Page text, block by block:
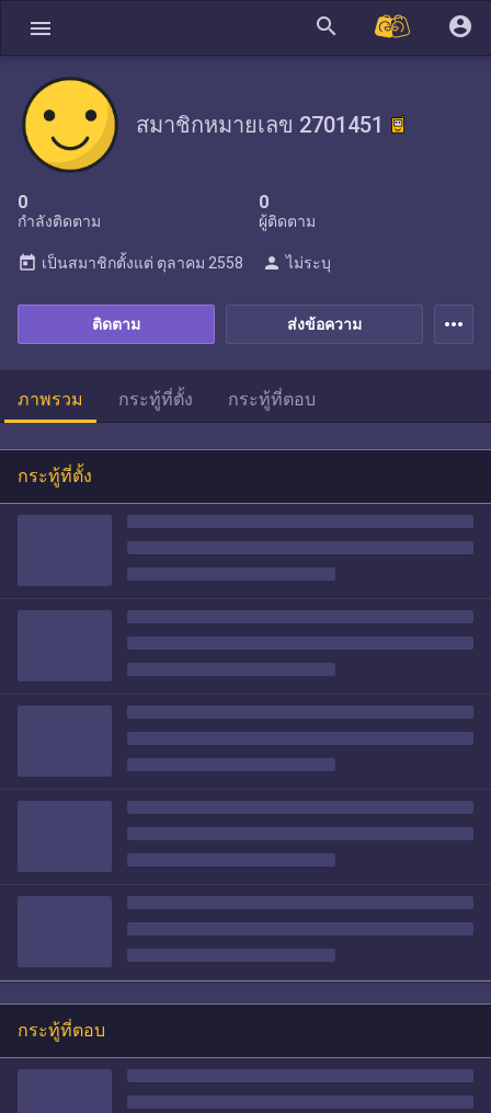
menu search account_circle
สมาชิกหมายเลข 2701451
0
กำลังติดตาม
0
ผู้ติดตาม
ส่งข้อความ
ติดตาม
today เป็นสมาชิกตั้งแต่ ตุลาคม 2558 person ไม่ระบุ
more_horiz
ภาพรวม กระทู้ที่ตั้ง กระทู้ที่ตอบ
กระทู้ที่ตั้ง
กระทู้ที่ตอบ